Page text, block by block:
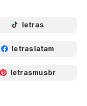
letras
letraslatam
letrasmusbr